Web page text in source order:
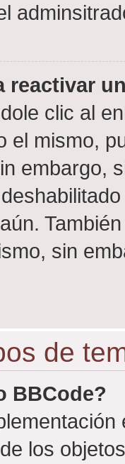
reactivar
clic al
el mismo,
embargo,
sin
de
BBCode?
los